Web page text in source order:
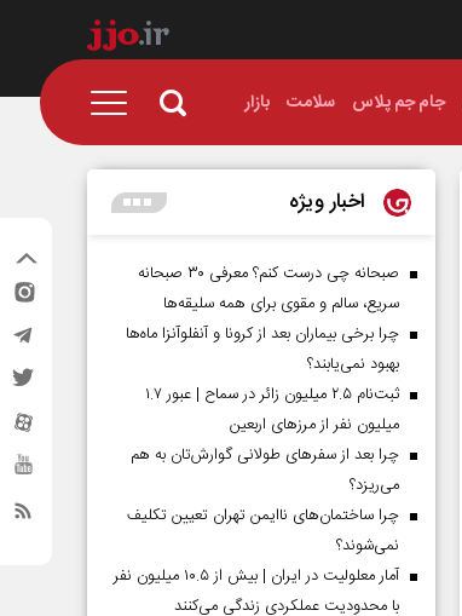
جام جم پلاس سلامت بازار
اخبار ویژه
صبحانه چی درست کنم؟ معرفی ۳۰ صبحانه
سریع، سالم و مقوی برای همه سلیقه‌ها
چرا برخی بیماران بعد از کرونا و آنفلوآنزا ماه‌ها
بهبود نمی‌یابند؟
ثبت‌نام ۲.۵ میلیون زائر در سماح | عبور ۱.۷
میلیون نفر از مرز‌های اربعین
چرا بعد از سفرهای طولانی گوارش‌تان به هم
می‌ریزد؟
چرا ساختمان‌های ناایمن تهران تعیین تکلیف
نمی‌شوند؟
آمار معلولیت در ایران | بیش از ۱۰.۵ میلیون نفر
با محدودیت عملکردی زندگی می‌کنند